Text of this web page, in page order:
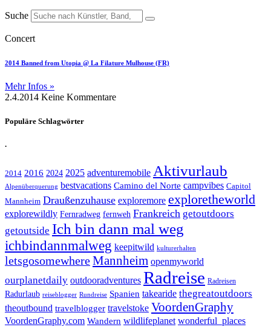
Suche
Concert
2014 Banned from Utopia @ La Filature Mulhouse (FR)
Mehr Infos »
2.4.2014 Keine Kommentare
Populäre Schlagwörter
.
2014 2016 2024 2025 adventuremobile Aktivurlaub
Alpenüberquerung bestvacations Camino del Norte campvibes Capitol
Mannheim Draußenzuhause exploremore exploretheworld
explorewildly Fernradweg fernweh Frankreich getoutdoors
getoutside Ich bin dann mal weg
ichbindannmalweg keepitwild kulturerhalten
letsgosomewhereMannheim openmyworld
ourplanetdaily outdooradventures Radreise Radreisen
Radurlaub reiseblogger Rundreise Spanien takearide thegreatoutdoors
theoutbound travelblogger travelstoke VoordenGraphy
VoordenGraphy.com Wandern wildlifeplanet wonderful_places